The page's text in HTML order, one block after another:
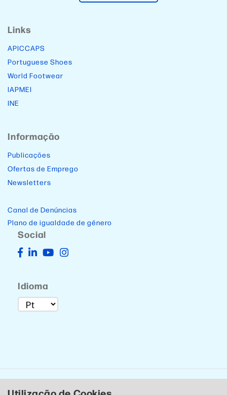
Links
APICCAPS
Portuguese Shoes
World Footwear
IAPMEI
INE
Informação
Publicações
Ofertas de Emprego
Newsletters
Canal de Denúncias
Plano de igualdade de género
Social
Idioma